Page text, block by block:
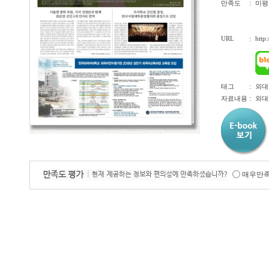
만족도
: 미
URL :
태그 :
외
자료내용 : 외
매우만